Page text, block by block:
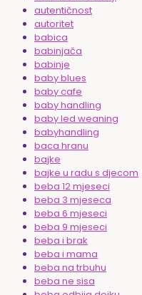
autentičnost
autoritet
babica
babinjača
babinje
baby blues
baby cafe
baby handling
baby led weaning
babyhandling
baca hranu
bajke
bajke u radu s djecom
beba 12 mjeseci
beba 3 mjeseca
beba 6 mjeseci
beba 9 mjeseci
beba i brak
beba i mama
beba na trbuhu
beba ne sisa